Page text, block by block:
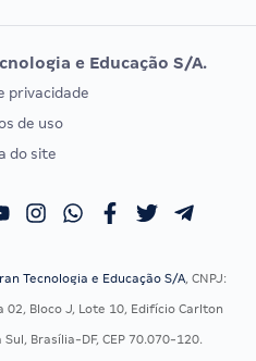
Vunesp
EXAME DE ORDEM
Calendário OAB
e Educação S/A.
privacidade
de uso
do site
Tecnologia e Educação S/A, CNPJ:
02, Bloco J, Lote 10, Edifício Carlton
Sul, Brasília-DF, CEP 70.070-120.